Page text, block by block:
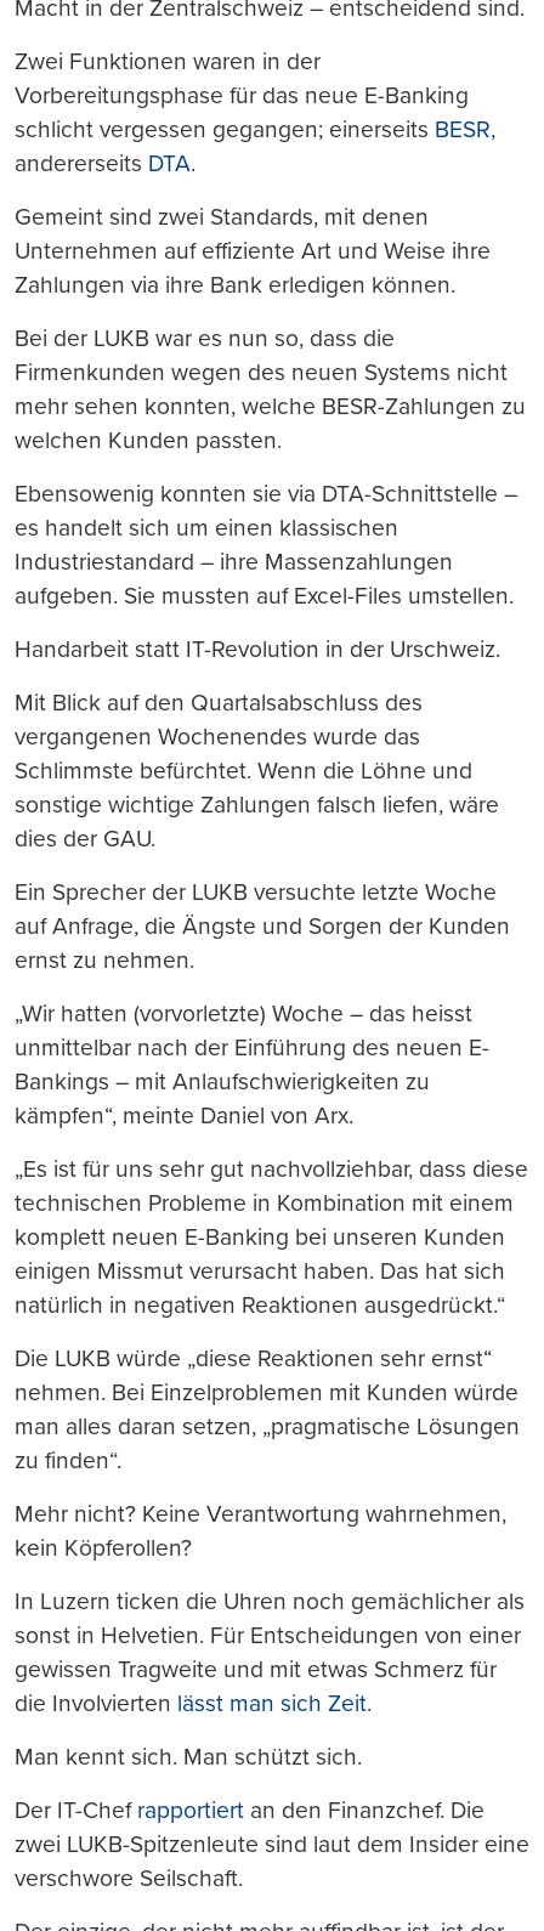
Macht in der Zentralschweiz – entscheidend sind.
Zwei Funktionen waren in der
Vorbereitungsphase für das neue E-Banking
schlicht vergessen gegangen; einerseits BESR,
andererseits DTA.
Gemeint sind zwei Standards, mit denen
Unternehmen auf effiziente Art und Weise ihre
Zahlungen via ihre Bank erledigen können.
Bei der LUKB war es nun so, dass die
Firmenkunden wegen des neuen Systems nicht
mehr sehen konnten, welche BESR-Zahlungen zu
welchen Kunden passten.
Ebensowenig konnten sie via DTA-Schnittstelle –
es handelt sich um einen klassischen
Industriestandard – ihre Massenzahlungen
aufgeben. Sie mussten auf Excel-Files umstellen.
Handarbeit statt IT-Revolution in der Urschweiz.
Mit Blick auf den Quartalsabschluss des
vergangenen Wochenendes wurde das
Schlimmste befürchtet. Wenn die Löhne und
sonstige wichtige Zahlungen falsch liefen, wäre
dies der GAU.
Ein Sprecher der LUKB versuchte letzte Woche
auf Anfrage, die Ängste und Sorgen der Kunden
ernst zu nehmen.
„Wir hatten (vorvorletzte) Woche – das heisst
unmittelbar nach der Einführung des neuen E-
Bankings – mit Anlaufschwierigkeiten zu
kämpfen“, meinte Daniel von Arx.
„Es ist für uns sehr gut nachvollziehbar, dass diese
technischen Probleme in Kombination mit einem
komplett neuen E-Banking bei unseren Kunden
einigen Missmut verursacht haben. Das hat sich
natürlich in negativen Reaktionen ausgedrückt.“
Die LUKB würde „diese Reaktionen sehr ernst“
nehmen. Bei Einzelproblemen mit Kunden würde
man alles daran setzen, „pragmatische Lösungen
zu finden“.
Mehr nicht? Keine Verantwortung wahrnehmen,
kein Köpferollen?
In Luzern ticken die Uhren noch gemächlicher als
sonst in Helvetien. Für Entscheidungen von einer
gewissen Tragweite und mit etwas Schmerz für
die Involvierten lässt man sich Zeit.
Man kennt sich. Man schützt sich.
Der IT-Chef rapportiert an den Finanzchef. Die
zwei LUKB-Spitzenleute sind laut dem Insider eine
verschwore Seilschaft.